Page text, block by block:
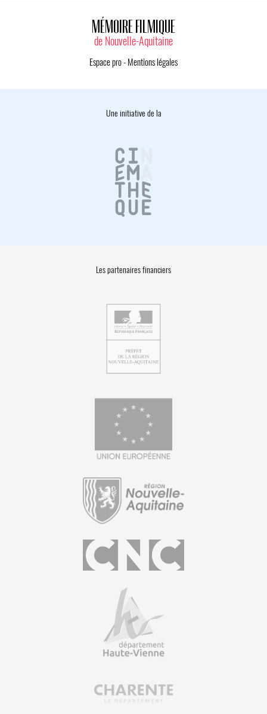
MÉMOIRE FILMIQUE
de Nouvelle-Aquitaine
Espace pro- Mentions légales
Une initiative de la
Les partenaires financiers